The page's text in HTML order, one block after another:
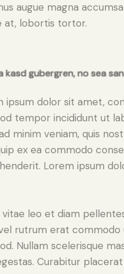
augue magna
at, lobortis tortor.
kasd gubergren, no sea
ipsum dolor sit amet,
tempor incididunt ut
minim veniam, quis
ex ea commodo
Lorem ipsum
vitae leo et diam
rutrum erat commodo
Nullam scelerisque
Curabitur placerat